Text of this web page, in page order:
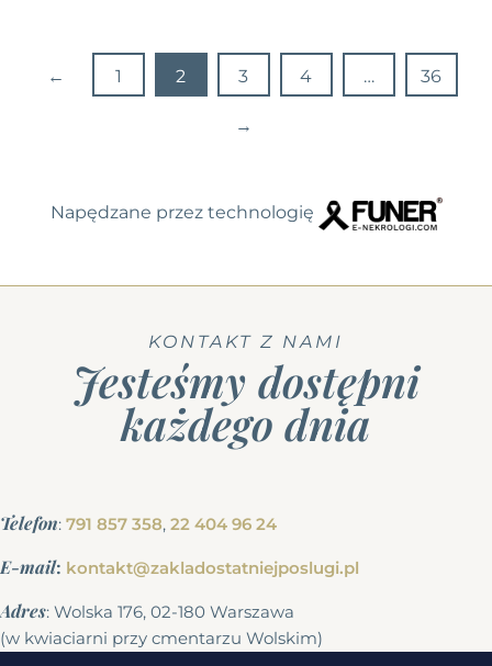
← 1 2 3 4 … 36
→
Napędzane przez technologię
KONTAKT Z NAMI
Jesteśmy dostępni
każdego dnia
Telefon: 791 857 358, 22 404 96 24
E-mail: kontakt@zakladostatniejposlugi.pl
Adres: Wolska 176, 02-180 Warszawa
(w kwiaciarni przy cmentarzu Wolskim)